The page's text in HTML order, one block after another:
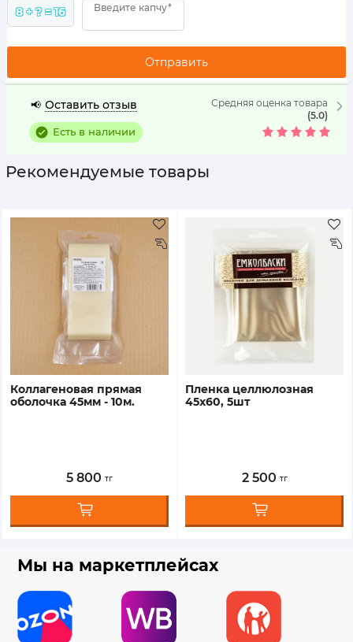
8 + ? = 16 Введите капчу*
Средняя оценка товара
(5.0)
📢 Оставить отзыв
Есть в наличии
Рекомендуемые товары
коллагеновая прямая
оболочка 45мм - 10м.
5 800 тг
пленка целлюлозная
45х60, 5шт
2 500 тг
Мы на маркетплейсах